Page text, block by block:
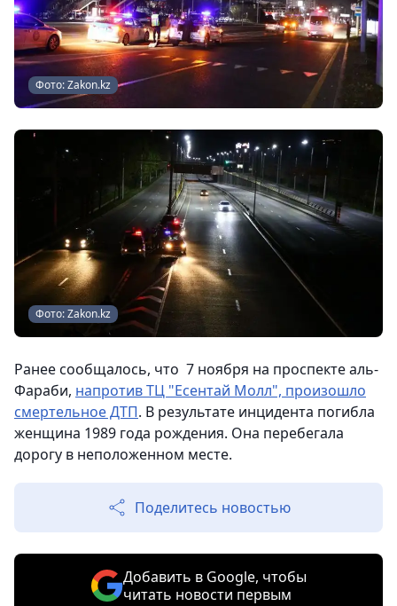
Фото: Zakon.kz
Фото: Zakon.kz
Ранее сообщалось, что 7 ноября на проспекте аль-
Фараби, напротив ТЦ "Есентай Молл", произошло
смертельное ДТП. В результате инцидента погибла
женщина 1989 года рождения. Она перебегала
дорогу в неположенном месте.
Поделитесь новостью
Добавить в Google, чтобы
читать новости первым